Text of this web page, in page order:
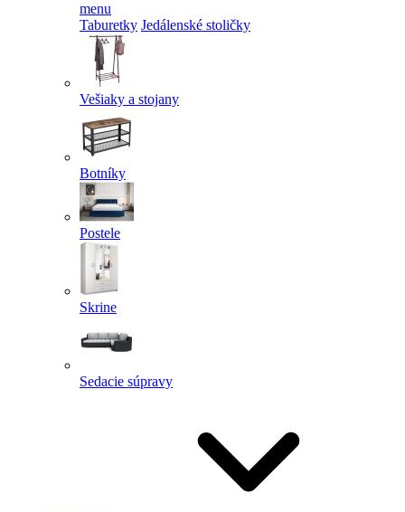
menu
Taburetky Jedálenské stoličky
Vešiaky a stojany
Botníky
Postele
Skrine
Sedacie súpravy